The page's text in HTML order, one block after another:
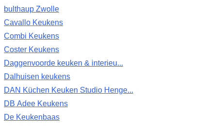
bulthaup Zwolle
Cavallo Keukens
Combi Keukens
Coster Keukens
Daggenvoorde keuken & interieu...
Dalhuisen keukens
DAN Küchen Keuken Studio Henge...
DB Adee Keukens
De Keukenbaas